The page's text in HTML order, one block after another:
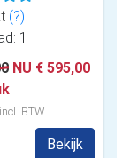
(?)
1
NU € 595,00
BTW
Bekijk